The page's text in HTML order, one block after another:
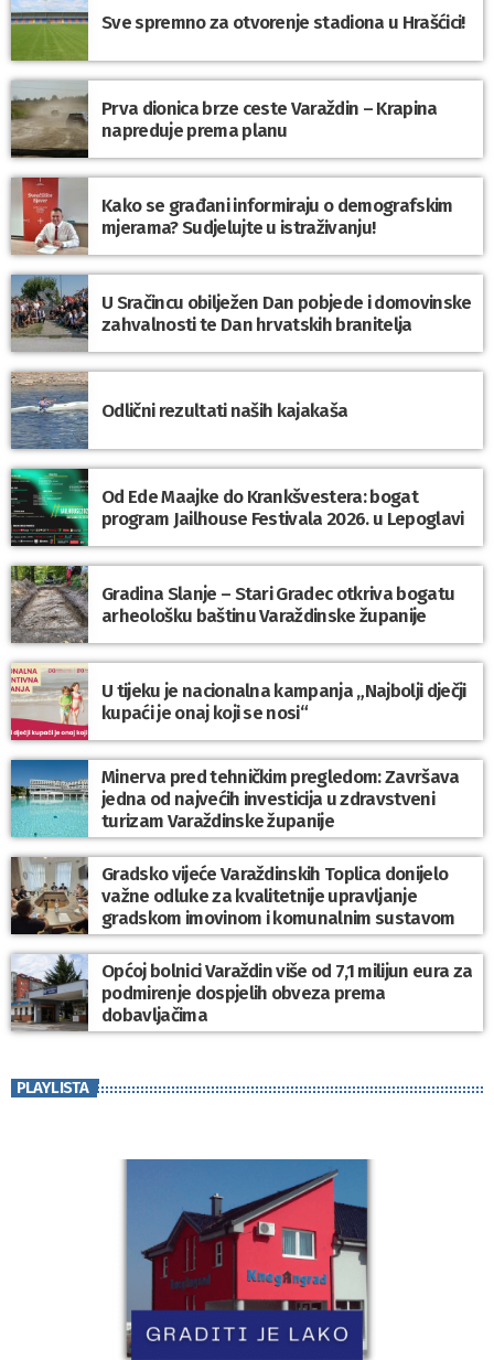
Sve spremno za otvorenje stadiona u Hrašćici!
Prva dionica brze ceste Varaždin – Krapina
napreduje prema planu
Kako se građani informiraju o demografskim
mjerama? Sudjelujte u istraživanju!
U Sračincu obilježen Dan pobjede i domovinske
zahvalnosti te Dan hrvatskih branitelja
Odlični rezultati naših kajakaša
Od Ede Maajke do Krankšvestera: bogat
program Jailhouse Festivala 2026. u Lepoglavi
Gradina Slanje – Stari Gradec otkriva bogatu
arheološku baštinu Varaždinske županije
U tijeku je nacionalna kampanja „Najbolji dječji
kupaći je onaj koji se nosi“
Minerva pred tehničkim pregledom: Završava
jedna od najvećih investicija u zdravstveni
turizam Varaždinske županije
Gradsko vijeće Varaždinskih Toplica donijelo
važne odluke za kvalitetnije upravljanje
gradskom imovinom i komunalnim sustavom
Općoj bolnici Varaždin više od 7,1 milijun eura za
podmirenje dospjelih obveza prema
dobavljačima
PLAYLISTA